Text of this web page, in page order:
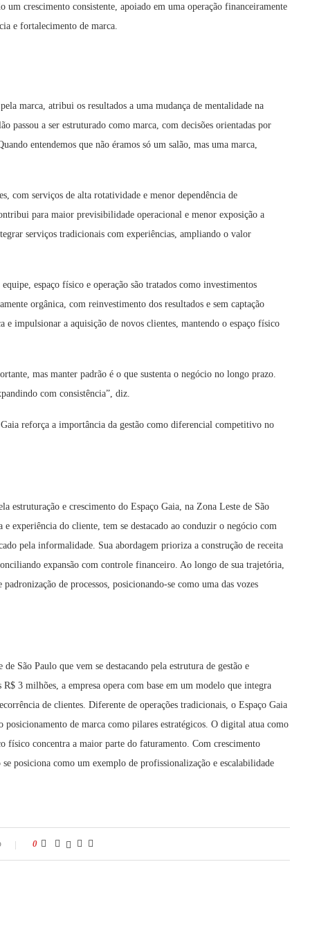
um crescimento consistente, apoiado em uma operação financeiramente
e fortalecimento de marca.
marca, atribui os resultados a uma mudança de mentalidade na
passou a ser estruturado como marca, com decisões orientadas por
entendemos que não éramos só um salão, mas uma marca,
com serviços de alta rotatividade e menor dependência de
para maior previsibilidade operacional e menor exposição a
serviços tradicionais com experiências, ampliando o valor
espaço físico e operação são tratados como investimentos
orgânica, com reinvestimento dos resultados e sem captação
impulsionar a aquisição de novos clientes, mantendo o espaço físico
mas manter padrão é o que sustenta o negócio no longo prazo.
com consistência”, diz.
reforça a importância da gestão como diferencial competitivo no
estruturação e crescimento do Espaço Gaia, na Zona Leste de São
experiência do cliente, tem se destacado ao conduzir o negócio com
pela informalidade. Sua abordagem prioriza a construção de receita
expansão com controle financeiro. Ao longo de sua trajetória,
de processos, posicionando-se como uma das vozes
São Paulo que vem se destacando pela estrutura de gestão e
3 milhões, a empresa opera com base em um modelo que integra
de clientes. Diferente de operações tradicionais, o Espaço Gaia
de marca como pilares estratégicos. O digital atua como
físico concentra a maior parte do faturamento. Com crescimento
posiciona como um exemplo de profissionalização e escalabilidade
0